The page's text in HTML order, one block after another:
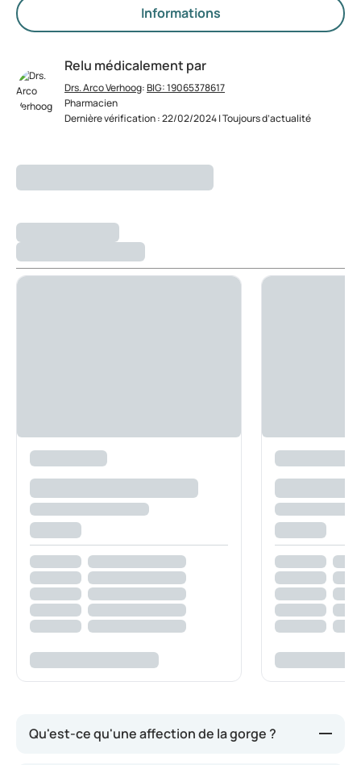
Informations
Relu médicalement par
Drs. Arco Verhoog:BIG: 19065378617
Pharmacien
Dernière vérification : 22/02/2024 | Toujours d’actualité
Qu'est-ce qu'une affection de la gorge ?